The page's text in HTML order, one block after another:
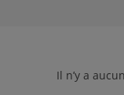
Il n’y a